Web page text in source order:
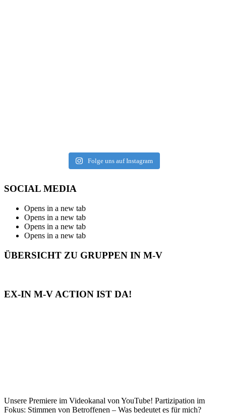
Folge uns auf Instagram
SOCIAL MEDIA
Opens in a new tab
Opens in a new tab
Opens in a new tab
Opens in a new tab
ÜBERSICHT ZU GRUPPEN IN M-V
EX-IN M-V ACTION IST DA!
Unsere Premiere im Videokanal von YouTube! Partizipation im
Fokus: Stimmen von Betroffenen – Was bedeutet es für mich?